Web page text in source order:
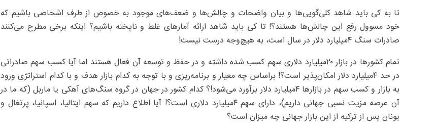
تا به کی باید شاهد کلی‌گویی‌ها و بیان واضحات و چالش‌ها و ضعف‌های موجود به خصوص از طرف اشخاصی باشیم که
خود مسوول رفع این چالش‌ها هستند؟! تا کی باید شاهد ارائه آمارهای غلط و ناپخته باشیم؟ اینکه برخی مطرح می‌کنند
صادرات سنگ ۴‌میلیارد دلار در سال است، به هیچ‌وجه درست نیست!
تمام کشورها در بازار ۲۰‌میلیارد دلاری سهم کسب شده داشته و در حفظ و توسعه آن ‌فعال هستند اما آیا کسب سهم صادراتی
در حد ۴‌میلیارد دلار امکان‌پذیر است؟! براساس چه معیار و برنامه‌ریزی و با توجه به کدام بازار هدف و با کدام استراتژی ورود
به بازار و کسب سهم در بازارها ۴‌میلیارد دلار برآورد می‌شود!؟ کدام کشور در جهان در گروه سنگ‌های آهکی یا ماربل (که ما در
آن عرصه مزیت نسبی جهانی داریم)، دارای سهم ۴‌میلیارد دلاری است؟! آیا اطلاع داریم که سهم ایتالیا، اسپانیا، پرتغال و
یونان پس از ترکیه از این بازار جهانی چه میزان است؟